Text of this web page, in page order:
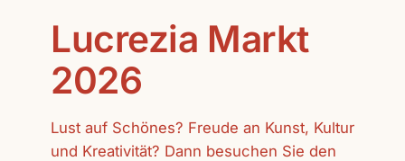
Lucrezia Markt
2026
Lust auf Schönes? Freude an Kunst, Kultur
und Kreativität? Dann besuchen Sie den